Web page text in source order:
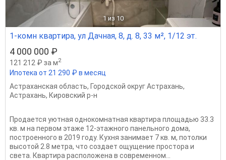
1 из 10
1-комн квартира, ул Дачная, 8, д. 8, 33 м², 1/12 эт.
4 000 000 ₽
121 212 ₽ за м2
Ипотека от 21 290 ₽ в месяц
Астраханская область, Городской округ Астрахань,
Астрахань, Кировский р-н
Продается уютная однокомнатная квартира площадью 33.3
кв. м на первом этаже 12-этажного панельного дома,
построенного в 2019 году. Кухня занимает 7 кв. м, потолки
высотой 2.8 метра, что создает ощущение простора и
света. Квартира расположена в современном...